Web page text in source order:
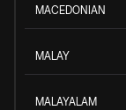
MACEDONIAN
MALAY
MALAYALAM